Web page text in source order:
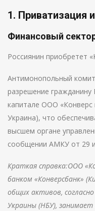
1. Приватизация
Финансовый
Россиянин приобретет
Антимонопольный
разрешение
капитале ООО «Конверс
Украина), что
высшем органе
сообщении АМКУ от 29
Краткая справка:ООО
банком «Конверсбанк»
общих активов,
Украины (НБУ),